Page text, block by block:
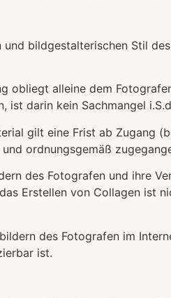
bildgestalterischen Stil
obliegt alleine dem
ist darin kein Sachmangel
gilt eine Frist ab Zugang
ordnungsgemäß
des Fotografen und ihre
Erstellen von Collagen ist
des Fotografen im
ist.